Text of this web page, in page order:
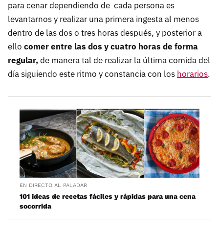
para cenar dependiendo de cada persona es
levantarnos y realizar una primera ingesta al menos
dentro de las dos o tres horas después, y posterior a
ello comer entre las dos y cuatro horas de forma
regular,de manera tal de realizar la última comida del
día siguiendo este ritmo y constancia con los horarios.
EN DIRECTO AL PALADAR
101 ideas de recetas fáciles y rápidas para una cena
socorrida